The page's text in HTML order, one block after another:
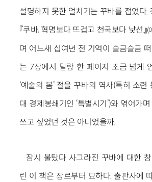
설명하지 못한 얼치기는 꾸바를 접었다.
『쿠바, 혁명보다 뜨겁고 천국보다 낯선』(
며 어느새 십여년 전 기억이 슬금슬금
는 7장에서 달랑 한 페이지 조금 넘게
‘예술의 봄’ 절을 꾸바의 역사(특히 소
대 경제봉쇄기인 ‘특별시기’)와 엮어가
쓰고 싶었던 것은 아니었을까.
잠시 불탔다 사그라진 꾸바에 대한
린 이 책은 장르부터 묘하다. 출판사에